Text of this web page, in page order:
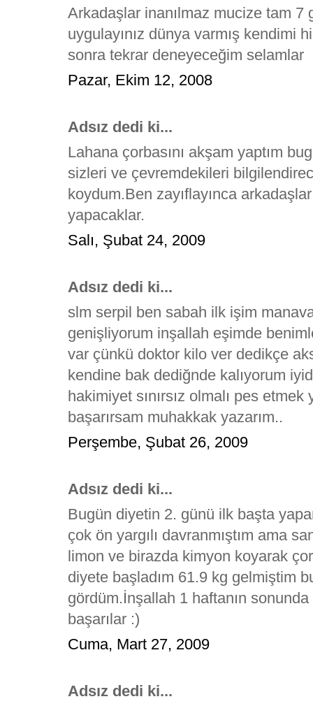
Arkadaşlar inanılmaz mucize tam
uygulayınız dünya varmış kendimi
sonra tekrar deneyeceğim selamlar
Pazar, Ekim 12, 2008
Adsız dedi ki...
Lahana çorbasını akşam yaptım
sizleri ve çevremdekileri
koydum.Ben zayıflayınca
yapacaklar.
Salı, Şubat 24, 2009
Adsız dedi ki...
slm serpil ben sabah ilk işim
genişliyorum inşallah eşimde
var çünkü doktor kilo ver dedikçe
kendine bak dediğnde kalıyorum
hakimiyet sınırsız olmalı pes
başarırsam muhakkak yazarım..
Perşembe, Şubat 26, 2009
Adsız dedi ki...
Bugün diyetin 2. günü ilk başta
çok ön yargılı davranmıştım ama
limon ve birazda kimyon koyarak
diyete başladım 61.9 kg gelmiştim
gördüm.İnşallah 1 haftanın
başarılar :)
Cuma, Mart 27, 2009
Adsız dedi ki...